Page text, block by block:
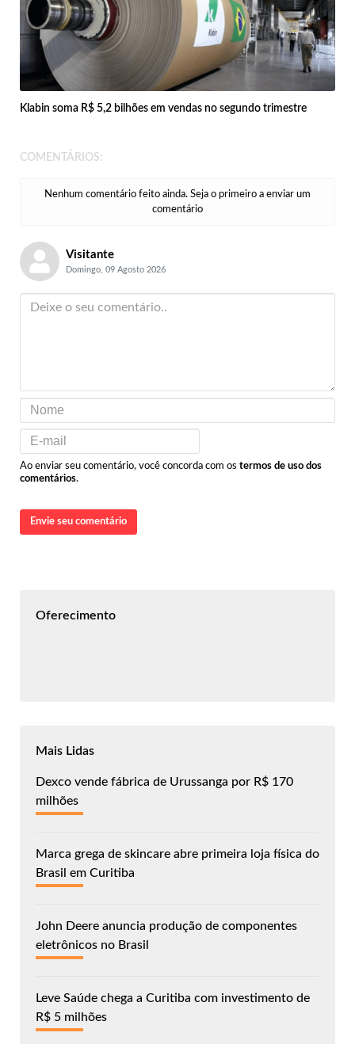
Klabin soma R$ 5,2 bilhões em vendas no segundo trimestre
COMENTÁRIOS:
Nenhum comentário feito ainda. Seja o primeiro a enviar um
comentário
Visitante
Domingo, 09 Agosto 2026
Ao enviar seu comentário, você concorda com os termos de uso dos
comentários.
Envie seu comentário
Oferecimento
Mais Lidas
Dexco vende fábrica de Urussanga por R$ 170
milhões
Marca grega de skincare abre primeira loja física do
Brasil em Curitiba
John Deere anuncia produção de componentes
eletrônicos no Brasil
Leve Saúde chega a Curitiba com investimento de
R$ 5 milhões